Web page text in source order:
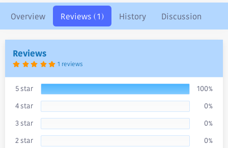
r
i
o
n
Overview Reviews (1) History Discussion
Reviews
5
0
0
s
t
a
(
s
1 reviews
5 star
100%
4 star
0%
3 star
0%
2 star
0%